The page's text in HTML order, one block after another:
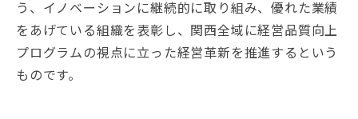
う、イノベーションに継続的に取り組み、優れた業績
をあげている組織を表彰し、関西全域に経営品質向上
プログラムの視点に立った経営革新を推進するという
ものです。